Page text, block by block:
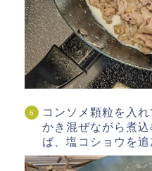
コンソメ顆粒を入
かき混ぜながら煮
ば、塩コショウを追